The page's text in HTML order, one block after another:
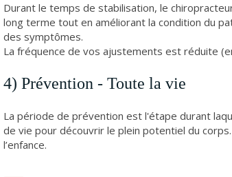
Durant le temps de stabilisation, le
long terme tout en améliorant la condition du
des symptômes.
La fréquence de vos ajustements est réduite
4) Prévention - Toute la vie
La période de prévention est l'étape durant
de vie pour découvrir le plein potentiel du
l’enfance.